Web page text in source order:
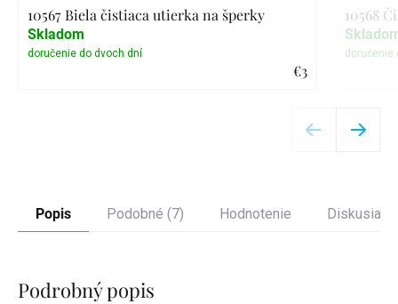
10567 Biela čistiaca utierka na šperky
€3
Skladom
10568
Popis Podobné (7) Hodnotenie Diskusia
Podrobný popis